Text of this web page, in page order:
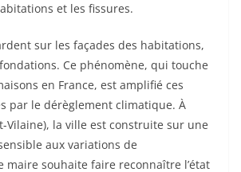
et les fissures.
sur les façades des habitations,
Ce phénomène, qui touche
en France, est amplifié ces
par le dérèglement climatique. À
Vilaine), la ville est construite sur une
aux variations de
maire souhaite faire reconnaître l’état